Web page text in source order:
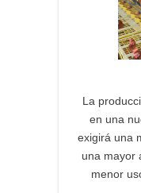
La
en una
exigirá una
una mayor
menor